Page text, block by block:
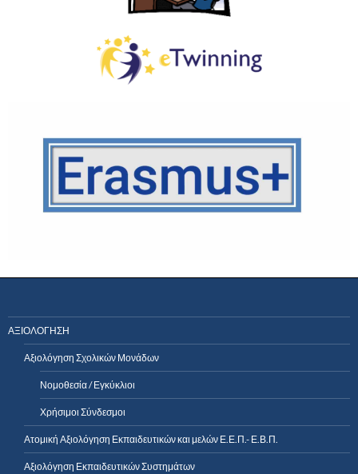
ΑΞΙΟΛΟΓΗΣΗ
Αξιολόγηση Σχολικών Μονάδων
Νομοθεσία / Εγκύκλιοι
Χρήσιμοι Σύνδεσμοι
Ατομική Αξιολόγηση Εκπαιδευτικών και μελών Ε.Ε.Π.- Ε.Β.Π.
Αξιολόγηση Εκπαιδευτικών Συστημάτων